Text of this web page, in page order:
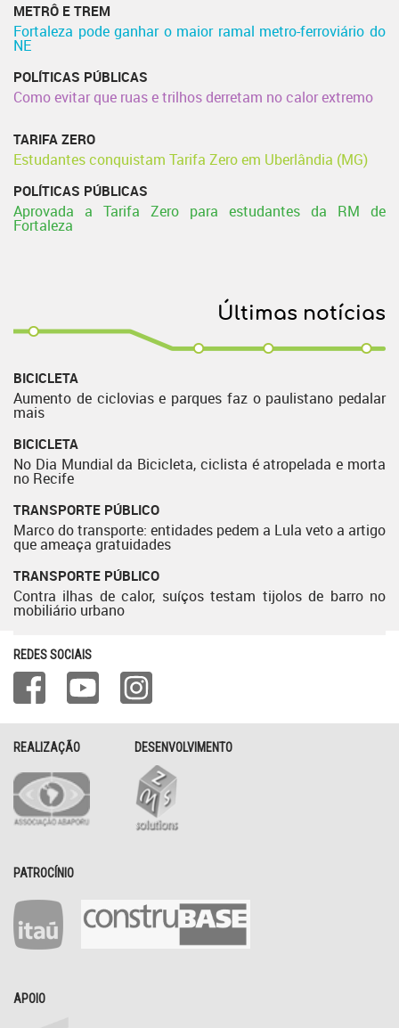
METRÔ E TREM
Fortaleza pode ganhar o maior ramal metro-ferroviário do
NE
POLÍTICAS PÚBLICAS
Como evitar que ruas e trilhos derretam no calor extremo
TARIFA ZERO
Estudantes conquistam Tarifa Zero em Uberlândia (MG)
POLÍTICAS PÚBLICAS
Aprovada a Tarifa Zero para estudantes da RM de
Fortaleza
Últimas notícias
BICICLETA
Aumento de ciclovias e parques faz o paulistano pedalar
mais
BICICLETA
No Dia Mundial da Bicicleta, ciclista é atropelada e morta
no Recife
TRANSPORTE PÚBLICO
Marco do transporte: entidades pedem a Lula veto a artigo
que ameaça gratuidades
TRANSPORTE PÚBLICO
Contra ilhas de calor, suíços testam tijolos de barro no
mobiliário urbano
REDES SOCIAIS
REALIZAÇÃO DESENVOLVIMENTO
PATROCÍNIO
APOIO